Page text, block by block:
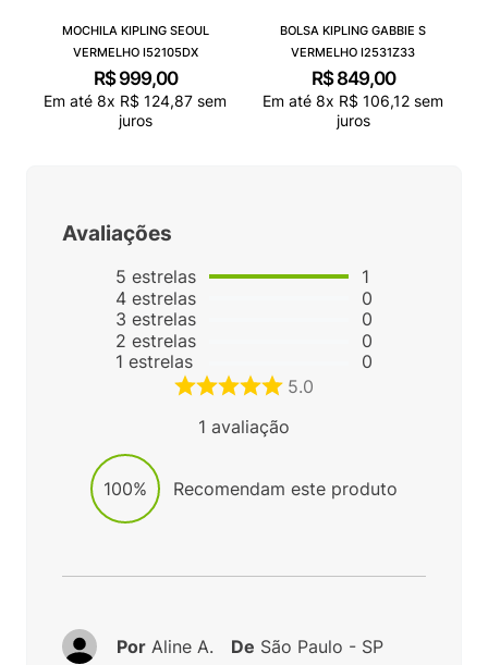
MOCHILA KIPLING SEOUL
VERMELHO I52105DX
R$ 999,00
Em até 8x R$ 124,87 sem
juros
BOLSA KIPLING GABBIE S
VERMELHO I2531Z33
R$ 849,00
Em até 8x R$ 106,12 sem
juros
Avaliações
5 estrelas
4 estrelas
3 estrelas
2 estrelas
1 estrelas
1
0
0
0
0
5.0
1 avaliação
100% Recomendam este produto
Por Aline A. De São Paulo - SP